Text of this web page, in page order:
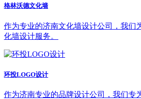
格林沃德文化墙
作为专业的济南文化墙设计公司，我们
化墙设计服务。
环投LOGO设计
作为济南专业的品牌设计公司，我们专